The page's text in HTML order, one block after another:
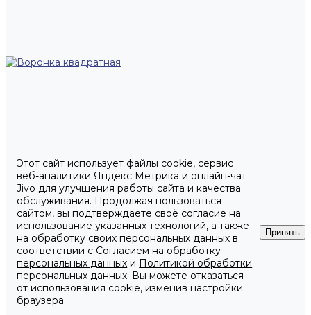
Этот сайт использует файлы cookie, сервис
веб-аналитики Яндекс Метрика и онлайн-чат
Jivo для улучшения работы сайта и качества
обслуживания. Продолжая пользоваться
сайтом, вы подтверждаете своё согласие на
использование указанных технологий, а также
на обработку своих персональных данных в
соответствии с Согласием на обработку
персональных данных и Политикой обработки
персональных данных. Вы можете отказаться
от использования cookie, изменив настройки
браузера.
Принять